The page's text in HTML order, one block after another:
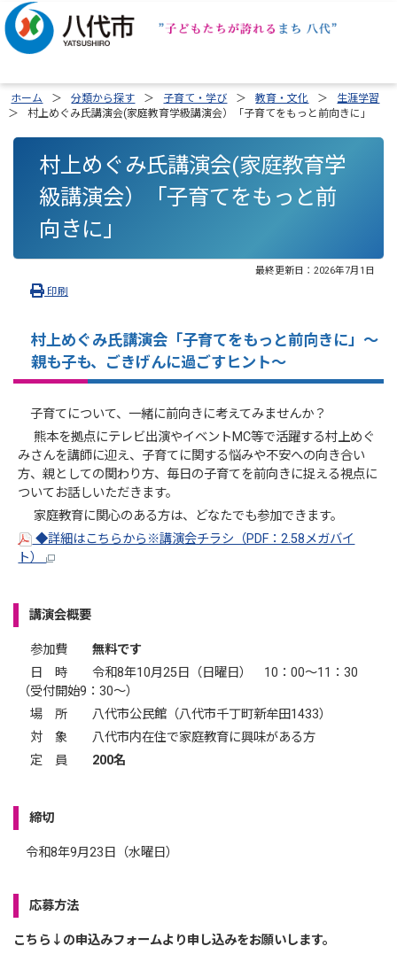
ホーム 分類から探す 子育て・学び 教育・文化
生涯学習
村上めぐみ氏講演会(家庭教育学級講演会）「子育てをもっと前向きに」
村上めぐみ氏講演会(家庭教育学
級講演会）「子育てをもっと前
向きに」
最終更新日： 2026年7月1日
印刷
村上めぐみ氏講演会「子育てをもっと前向きに」～
親も子も、ごきげんに過ごすヒント～
子育てについて、一緒に前向きに考えてみませんか？
熊本を拠点にテレビ出演やイベントMC等で活躍する村上めぐ
みさんを講師に迎え、子育てに関する悩みや不安への向き合い
方、親としての関わり方、毎日の子育てを前向きに捉える視点に
ついてお話しいただきます。
家庭教育に関心のある方は、どなたでも参加できます。
◆詳細はこちらから※講演会チラシ（PDF：2.58メガバイ
ト）
講演会概要
参加費無料です
日 時 令和8年10月25日（日曜日） 10：00～11：30
（受付開始9：30～）
場 所 八代市公民館（八代市千丁町新牟田1433）
対 象 八代市内在住で家庭教育に興味がある方
定 員 200名
締切
令和8年9月23日（水曜日）
応募方法
こちら↓の申込みフォームより申し込みをお願いします。